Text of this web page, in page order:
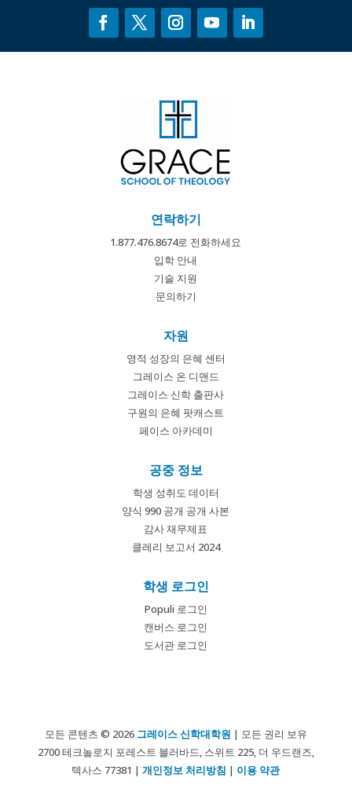
연락하기
1.877.476.8674로 전화하세요
입학 안내
기술 지원
문의하기
자원
영적 성장의 은혜 센터
그레이스 온 디맨드
그레이스 신학 출판사
구원의 은혜 팟캐스트
페이스 아카데미
공중 정보
학생 성취도 데이터
양식 990 공개 공개 사본
감사 재무제표
클레리 보고서 2024
학생 로그인
Populi 로그인
캔버스 로그인
도서관 로그인
모든 콘텐츠 © 2026 그레이스 신학대학원 | 모든 권리 보유
2700 테크놀로지 포레스트 블러바드, 스위트 225, 더 우드랜즈,
텍사스 77381 |개인정보 처리방침 | 이용 약관